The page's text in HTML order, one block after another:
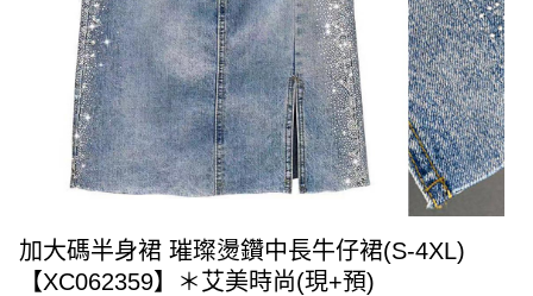
加大碼半身裙 璀璨燙鑽中長牛仔裙(S-4XL)
【XC062359】＊艾美時尚(現+預)